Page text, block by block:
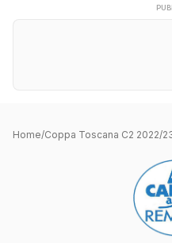
Home/Coppa Toscana C2 2022/